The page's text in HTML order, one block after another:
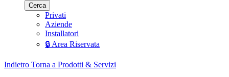
Cerca
Privati
Aziende
Installatori
🔒 Area Riservata
Indietro Torna a Prodotti & Servizi